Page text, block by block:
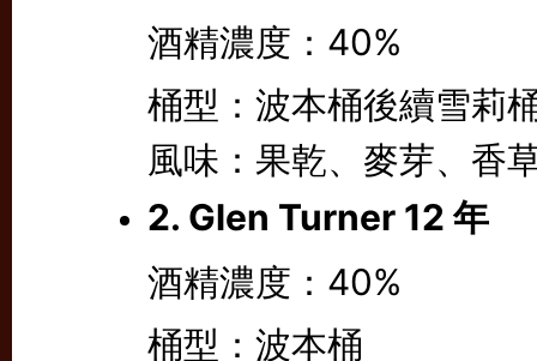
酒精濃度：40%
桶型：波本桶後續雪莉
風味：果乾、麥芽、香
2. Glen Turner 12 年
酒精濃度：40%
桶型：波本桶